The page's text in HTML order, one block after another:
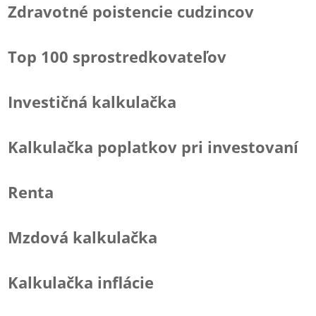
Zdravotné poistencie cudzincov
Top 100 sprostredkovateľov
Investičná kalkulačka
Kalkulačka poplatkov pri investovaní
Renta
Mzdová kalkulačka
Kalkulačka inflácie